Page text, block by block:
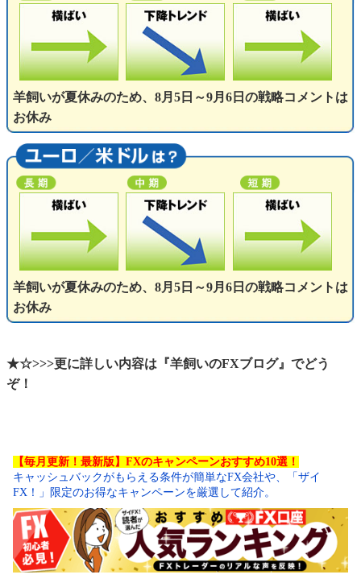
羊飼いが夏休みのため、8月5日～9月6日の戦略コメントは
お休み
羊飼いが夏休みのため、8月5日～9月6日の戦略コメントは
お休み
★☆>>>更に詳しい内容は『羊飼いのFXブログ』でどう
ぞ！
【毎月更新！最新版】FXのキャンペーンおすすめ10選！
キャッシュバックがもらえる条件が簡単なFX会社や、「ザイ
FX！」限定のお得なキャンペーンを厳選して紹介。